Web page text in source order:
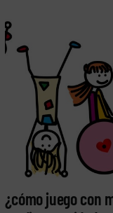
¿cómo juego con